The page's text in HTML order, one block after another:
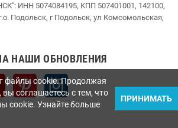
ИНН 5074084195, КПП 507401001, 142100,
Подольск, г Подольск, ул Комсомольская,
НАШИ ОБНОВЛЕНИЯ
YouTube Pinterest Instagram
файлы cookie. Продолжая
соглашаетесь с тем, что
cookie. Узнайте больше
ПРИНИМАТЬ